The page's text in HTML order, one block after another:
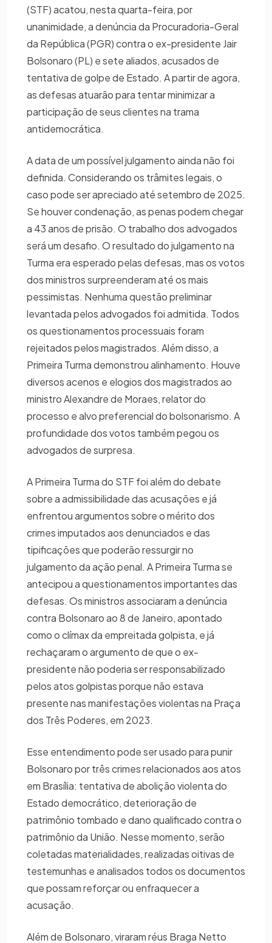
(STF) acatou, nesta quarta-feira, por
unanimidade, a denúncia da Procuradoria-Geral
da República (PGR) contra o ex-presidente Jair
Bolsonaro (PL) e sete aliados, acusados de
tentativa de golpe de Estado. A partir de agora,
as defesas atuarão para tentar minimizar a
participação de seus clientes na trama
antidemocrática.
A data de um possível julgamento ainda não foi
definida. Considerando os trâmites legais, o
caso pode ser apreciado até setembro de 2025.
Se houver condenação, as penas podem chegar
a 43 anos de prisão. O trabalho dos advogados
será um desafio. O resultado do julgamento na
Turma era esperado pelas defesas, mas os votos
dos ministros surpreenderam até os mais
pessimistas. Nenhuma questão preliminar
levantada pelos advogados foi admitida. Todos
os questionamentos processuais foram
rejeitados pelos magistrados. Além disso, a
Primeira Turma demonstrou alinhamento. Houve
diversos acenos e elogios dos magistrados ao
ministro Alexandre de Moraes, relator do
processo e alvo preferencial do bolsonarismo. A
profundidade dos votos também pegou os
advogados de surpresa.
A Primeira Turma do STF foi além do debate
sobre a admissibilidade das acusações e já
enfrentou argumentos sobre o mérito dos
crimes imputados aos denunciados e das
tipificações que poderão ressurgir no
julgamento da ação penal. A Primeira Turma se
antecipou a questionamentos importantes das
defesas. Os ministros associaram a denúncia
contra Bolsonaro ao 8 de Janeiro, apontado
como o clímax da empreitada golpista, e já
rechaçaram o argumento de que o ex-
presidente não poderia ser responsabilizado
pelos atos golpistas porque não estava
presente nas manifestações violentas na Praça
dos Três Poderes, em 2023.
Esse entendimento pode ser usado para punir
Bolsonaro por três crimes relacionados aos atos
em Brasília: tentativa de abolição violenta do
Estado democrático, deterioração de
patrimônio tombado e dano qualificado contra o
patrimônio da União. Nesse momento, serão
coletadas materialidades, realizadas oitivas de
testemunhas e analisados todos os documentos
que possam reforçar ou enfraquecer a
acusação.
Além de Bolsonaro, viraram réus Braga Netto